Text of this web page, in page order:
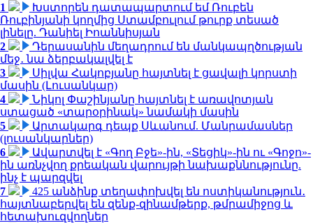
1
Խստորեն դատապարտում եմ Ռուբեն
Ռուբինյանի կողմից Ստամբուլում թուրք տեսած
լինելը. Դանիել Իոաննիսյան
2
Դերասանին մեղադրում են մանկապղծության
մեջ․ նա ձերբակալվել է
3
Սիլվա Հակոբյանը հայտնել է ցավալի կորստի
մասին (Լուսանկար)
4
Նիկոլ Փաշինյանը հայտնել է առավոտյան
ստացած «տարօրինակ» նամակի մասին
5
Արտակարգ դեպք Սևանում. Մանրամասներ
(լուսանկարներ)
6
Ավարտվել է «Գող Բջե»-ին, «Տեցիկ»-ին ու «Գոջո»-
ին առնչվող քրեական վարույթի նախաքննությունը.
ինչ է պարզվել
7
425 անձինք տեղափոխվել են ոստիկանություն․
հայտնաբերվել են զենք-զինամթերք, թմրամիջոց և
հետախուզվողներ